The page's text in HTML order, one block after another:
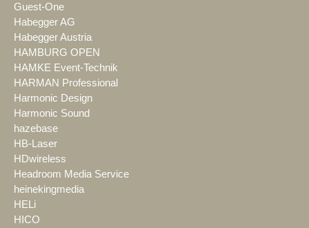
Guest-One
Habegger AG
Habegger Austria
HAMBURG OPEN
HAMKE Event-Technik
HARMAN Professional
Harmonic Design
Harmonic Sound
hazebase
HB-Laser
HDwireless
Headroom Media Service
heinekingmedia
HELi
HICO